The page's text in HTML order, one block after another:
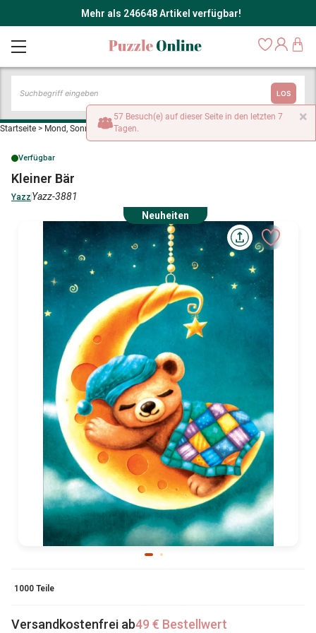
Mehr als 246648 Artikel verfügbar!
LOS
Startseite > Mond, Sonne und Planeten
Verfügbar
Kleiner Bär
Yazz Yazz-3881
Neuheiten
1000 Teile
Versandkostenfrei ab49 € Bestellwert
×
57 Besuch(e) auf dieser Seite in den letzten 7
Tagen.